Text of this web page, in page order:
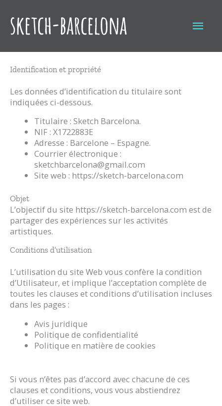
contenu
Identification et propriété
Les données d’identification du titulaire sont
indiquées ci-dessous.
Titulaire : Sketch Barcelona.
NIF : X1722883E
Adresse : Barcelone – Espagne.
Courrier électronique :
sketchbarcelona@gmail.com
Site web : https://sketch-barcelona.com
Objet
L’objectif du site https://sketch-barcelona.com est de
partager des expériences sur les activités
artistiques.
Conditions d’utilisation
L’utilisation du site Web vous confère la condition
d’Utilisateur, et implique l’acceptation complète de
toutes les clauses et conditions d’utilisation incluses
dans les pages :
Avis juridique
Politique de confidentialité
Politique en matière de cookies
Si vous n’êtes pas d’accord avec chacune de ces
clauses et conditions, vous vous abstiendrez
d’utiliser ce site web.